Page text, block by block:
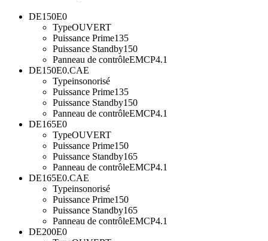
DE150E0
TypeOUVERT
Puissance Prime135
Puissance Standby150
Panneau de contrôleEMCP4.1
DE150E0.CAE
Typeinsonorisé
Puissance Prime135
Puissance Standby150
Panneau de contrôleEMCP4.1
DE165E0
TypeOUVERT
Puissance Prime150
Puissance Standby165
Panneau de contrôleEMCP4.1
DE165E0.CAE
Typeinsonorisé
Puissance Prime150
Puissance Standby165
Panneau de contrôleEMCP4.1
DE200E0